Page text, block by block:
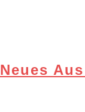
Neues